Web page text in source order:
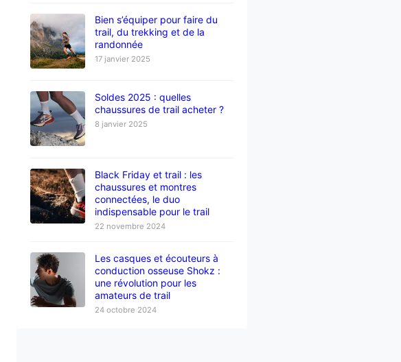
Bien s’équiper pour faire du
trail, du trekking et de la
randonnée
17 janvier 2025
Soldes 2025 : quelles
chaussures de trail acheter ?
8 janvier 2025
Black Friday et trail : les
chaussures et montres
connectées, le duo
indispensable pour le trail
22 novembre 2024
Les casques et écouteurs à
conduction osseuse Shokz :
une révolution pour les
amateurs de trail
24 octobre 2024